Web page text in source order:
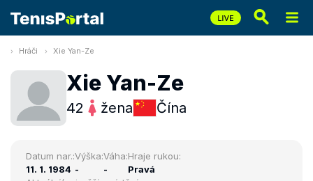
Hráči Xie Yan-Ze
Xie Yan-Ze
42 žena Čína
Datum nar.:
11. 1. 1984
Výška:
-
Váha:
-
Hraje rukou:
Pravá